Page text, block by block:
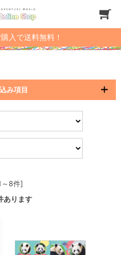
入で送料無料！
み項目
～8件]
あります